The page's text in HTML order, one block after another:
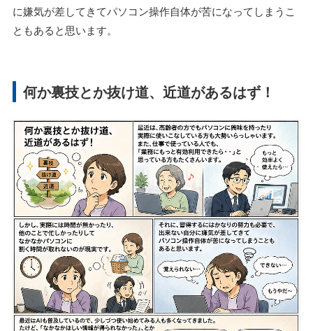
に嫌気が差してきてパソコン操作自体が苦になってしまうこ
ともあると思います。
何か裏技とか抜け道、近道があるはず！